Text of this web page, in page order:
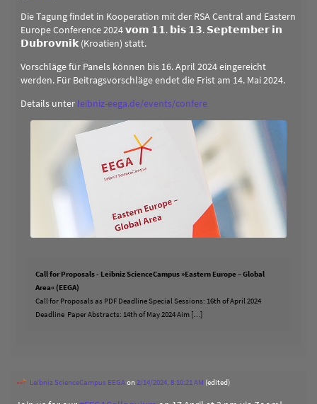
Die Tagung findet in Kooperation mit der RSA Central and Eastern
Europe Conference 2024 𝘃𝗼𝗺 𝟭𝟭. 𝗯𝗶𝘀 𝟭𝟯. 𝗦𝗲𝗽𝘁𝗲𝗺𝗯𝗲𝗿 𝗶𝗻
𝗗𝘂𝗯𝗿𝗼𝘃𝗻𝗶𝗸 (Kroatien) statt.
Vorschläge für Panels können bis 16. April 2024 eingereicht
werden. Für Beitragsvorschläge endet die Frist am 14. Mai 2024.
Details unter leibniz-eega.de/events/confere
Call for Proposals - Leibniz ScienceCampus »Eastern Europe – Global
Area« (EEGA)
Call for Proposals as PDF Deadline Special Sessions: 16th of April 2024
Deadline Paper Abstracts: 14th of May 2024 Aim […]
Leibniz ScienceCampus EEGAon2/14/2024, 8:10:21 AM (edited)